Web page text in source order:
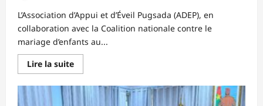
L’Association d’Appui et d’Éveil Pugsada (ADEP), en
collaboration avec la Coalition nationale contre le
mariage d’enfants au...
Lire la suiteEn
savoir
sur